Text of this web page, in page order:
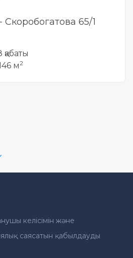
Скоробогатова 65/1
қабаты
м2
келісімін және
саясатын қабылдауды